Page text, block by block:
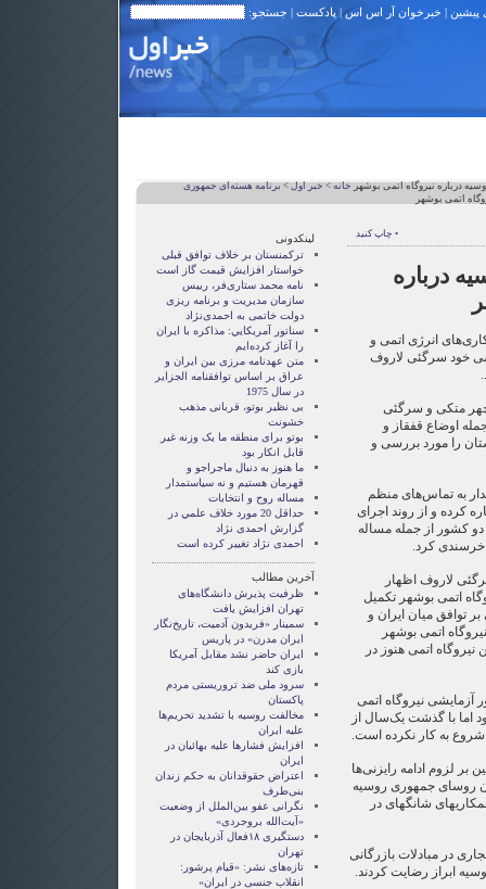
پیشین | خبرخوان آر اس اس| پادکست | جستجو:
درباره نیروگاه اتمی بوشهرخانه>خبر اول>برنامه هسته‌ای جمهوری
اتمی بوشهر
• چاپ کنید
درباره
انرژی اتمی و
خود سرگئی لاروف
متکی و سرگئی
اوضاع قفقاز و
را مورد بررسی و
به تماس‌های منظم
کرده و از روند اجرای
کشور از جمله مساله
خرسندی کرد.
لاروف اظهار
اتمی بوشهر تکمیل
توافق میان ایران و
اتمی بوشهر
نیروگاه اتمی هنوز در
آزمایشی نیروگاه اتمی
اعلام شده بود اما با گذشت یک‌سال از
شروع به کار نکرده است.
بر لزوم ادامه رایزنی‌ها
روسای جمهوری روسیه
شانگهای در
در مبادلات بازرگانی
ابراز رضایت کردند.
لینکدونی
ترکمنستان بر خلاف توافق قبلی
خواستار افزایش قیمت گاز است
نامه محمد ستاری‌فر، رییس
سازمان مدیریت و برنامه ریزی
دولت خاتمی به احمدی‌نژاد
سناتور آمريکايي: مذاکره با ايران
را آغاز کرده‌ايم
متن عهدنامه مرزى بين ايران و
عراق بر اساس توافقنامه الجزاير
در سال 1975
بی نظیر بوتو، قربانی مذهب
خشونت
بوتو برای منطقه ما یک وزنه غیر
قابل انکار بود
ما هنوز به دنبال ماجراجو و
قهرمان هستيم و نه سياستمدار
مساله روح و انتخابات
حداقل 20 مورد خلاف علمي در
گزارش احمدی نژاد
احمدی نژاد تغییر کرده است
آخرین مطالب
ظرفیت پذیرش دانشگاه‌های
تهران افزایش یافت
سمینار «فریدون آدمیت، تاریخ‌نگار
ایران مدرن» در پاریس
ایران حاضر نشد مقابل آمریکا
بازی کند
سرود ملی ضد تروریستی مردم
پاکستان
مخالفت روسیه با تشدید تحریم‌ها
علیه ایران
افزایش‌ فشار‌ها علیه بهائیان در
ایران
اعتراض حقوقدانان به حکم زندان
بنی‌طرف
نگرانی عفو بین‌الملل از وضعیت
«آیت‌الله بروجردی»
دستگیری ۱۸فعال آذربایجان در
تهران
تازه‌های نشر: «قیام پرشور:
انقلاب جنسی در ایران»